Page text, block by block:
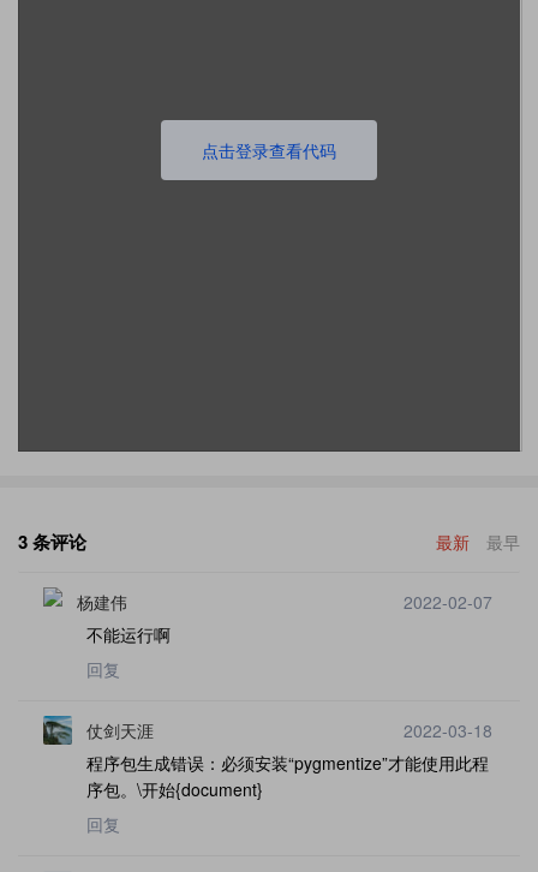
点击登录查看代码
3 条评论 最新 最早
杨建伟
2022-02-07
不能运行啊
回复
仗剑天涯
2022-03-18
程序包生成错误：必须安装“pygmentize”才能使用此程
序包。\开始{document}
回复